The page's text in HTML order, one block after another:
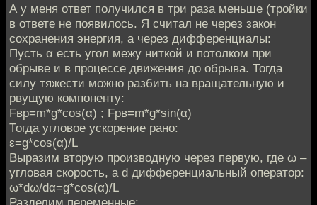
А у меня ответ получился в три раза меньше (тройки
в ответе не появилось. Я считал не через закон
сохранения энергия, а через дифференциалы:
Пусть α есть угол межу ниткой и потолком при
обрыве и в процессе движения до обрыва. Тогда
силу тяжести можно разбить на вращательную и
рвущую компоненту:
Fвр=m*g*cos(α) ; Fрв=m*g*sin(α)
Тогда угловое ускорение рано:
ε=g*cos(α)/L
Выразим вторую производную через первую, где ω –
угловая скорость, а d дифференциальный оператор:
ω*dω/dα=g*cos(α)/L
Разделим переменные: